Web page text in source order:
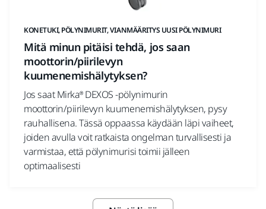
KONETUKI, PÖLYNIMURIT, VIANMÄÄRITYS UUSI PÖLYNIMURI
Mitä minun pitäisi tehdä, jos saan
moottorin/piirilevyn
kuumenemishälytyksen?
Jos saat Mirka® DEXOS -pölynimurin
moottorin/piirilevyn kuumenemishälytyksen, pysy
rauhallisena. Tässä oppaassa käydään läpi vaiheet,
joiden avulla voit ratkaista ongelman turvallisesti ja
varmistaa, että pölynimurisi toimii jälleen
optimaalisesti